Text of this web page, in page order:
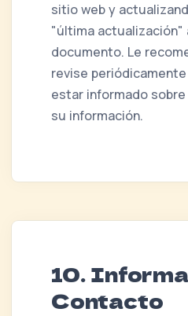
sitio web y
"última actualización"
documento. Le
revise
estar informado
su información.
10.
Contacto